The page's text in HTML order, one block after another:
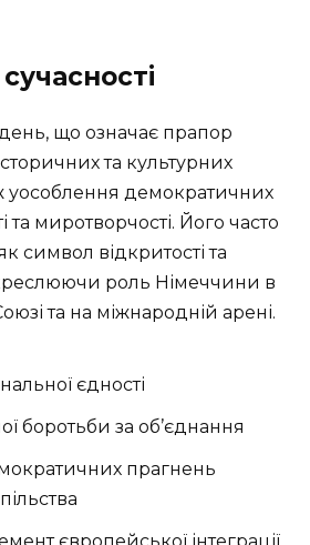
що означає прапор
та культурних
уособлення демократичних
та миротворчості. Його часто
символ відкритості та
роль Німеччини в
та на міжнародній арені.
єдності
боротьби за об’єднання
прагнень